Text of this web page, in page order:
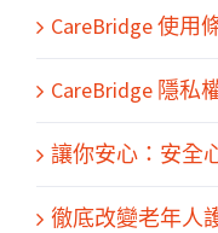
CareBridge 使用
CareBridge 隱私
讓你安心：安全
徹底改變老年人